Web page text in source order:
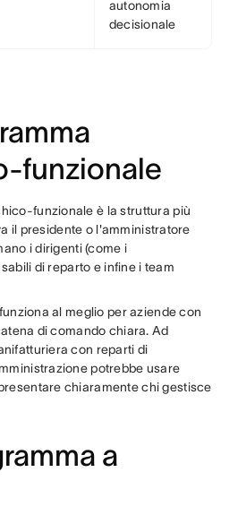
autonomia
decisionale
funzionale
funzionale è la struttura più
il presidente o l'amministratore
i dirigenti (come i
di reparto e infine i team
al meglio per aziende con
di comando chiara. Ad
con reparti di
potrebbe usare
chiaramente chi gestisce
a